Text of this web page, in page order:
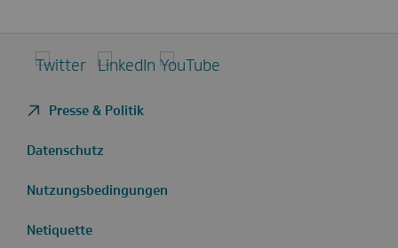
Twitter LinkedIn
Presse & Politik
Datenschutz
Nutzungsbedingungen
Netiquette